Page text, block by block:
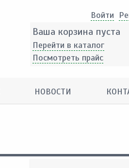
Войти
Ваша корзина пуста
Перейти в каталог
Посмотреть прайс
НОВОСТИ